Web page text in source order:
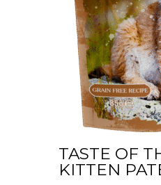
TASTE OF
KITTEN